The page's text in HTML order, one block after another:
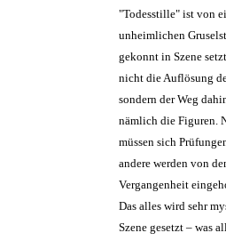
"Todesstille" ist von
unheimlichen
gekonnt in Szene
nicht die Auflösung
sondern der Weg
nämlich die Figuren.
müssen sich
andere werden von
Vergangenheit
Das alles wird sehr
Szene gesetzt – was